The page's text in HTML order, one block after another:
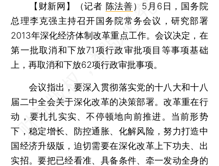
【财新网】（记者 陈法善） 5月6日，国务院
总理李克强主持召开国务院常务会议，研究部署
2013年深化经济体制改革重点工作。会议决定，在
第一批取消和下放71项行政审批项目等事项基础
上，再取消和下放62项行政审批事项。
会议指出，要深入贯彻落实党的十八大和十八
届二中全会关于深化改革的决策部署。改革重在行
动，要扎扎实实、不停顿地向前推进。当前形势
下，稳定增长、防控通胀、化解风险，努力打造中
国经济升级版，迫切需要在深化改革上下功夫、出
实招。要把已经看准、具备条件、牵一发动全身的